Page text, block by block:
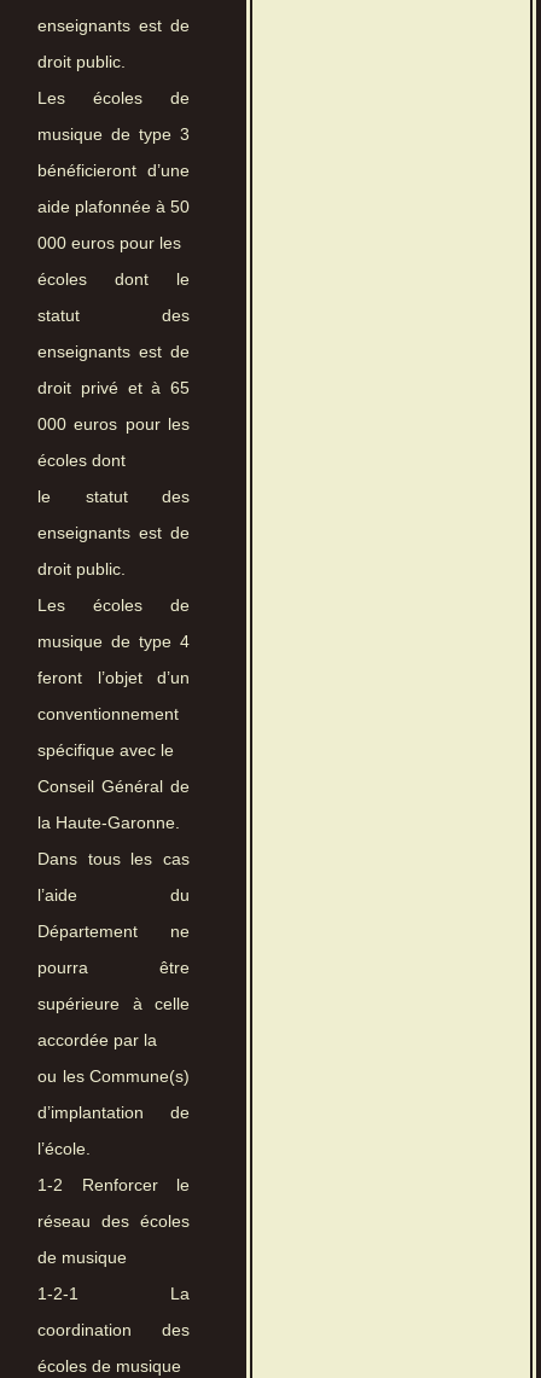
enseignants est de
droit public.
Les écoles de
musique de type 3
bénéficieront d’une
aide plafonnée à 50
000 euros pour les
écoles dont le
statut des
enseignants est de
droit privé et à 65
000 euros pour les
écoles dont
le statut des
enseignants est de
droit public.
Les écoles de
musique de type 4
feront l’objet d’un
conventionnement
spécifique avec le
Conseil Général de
la Haute-Garonne.
Dans tous les cas
l’aide du
Département ne
pourra être
supérieure à celle
accordée par la
ou les Commune(s)
d’implantation de
l’école.
1-2 Renforcer le
réseau des écoles
de musique
1-2-1 La
coordination des
écoles de musique